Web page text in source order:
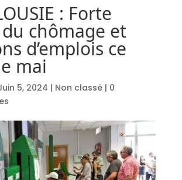
: Forte
chômage et
d’emplois ce
mai
5, 2024 | Non classé| 0